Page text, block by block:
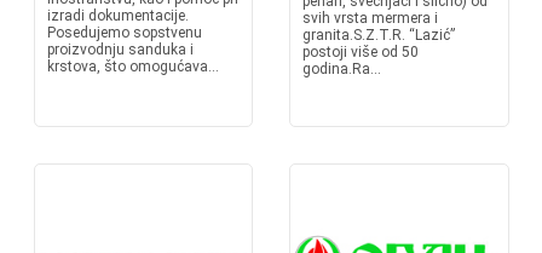
izradi dokumentacije.
Posedujemo sopstvenu
proizvodnju sanduka i
krstova, što omogućava...
svih vrsta mermera i
granita.S.Z.T.R. “Lazić”
postoji više od 50
godina.Ra...